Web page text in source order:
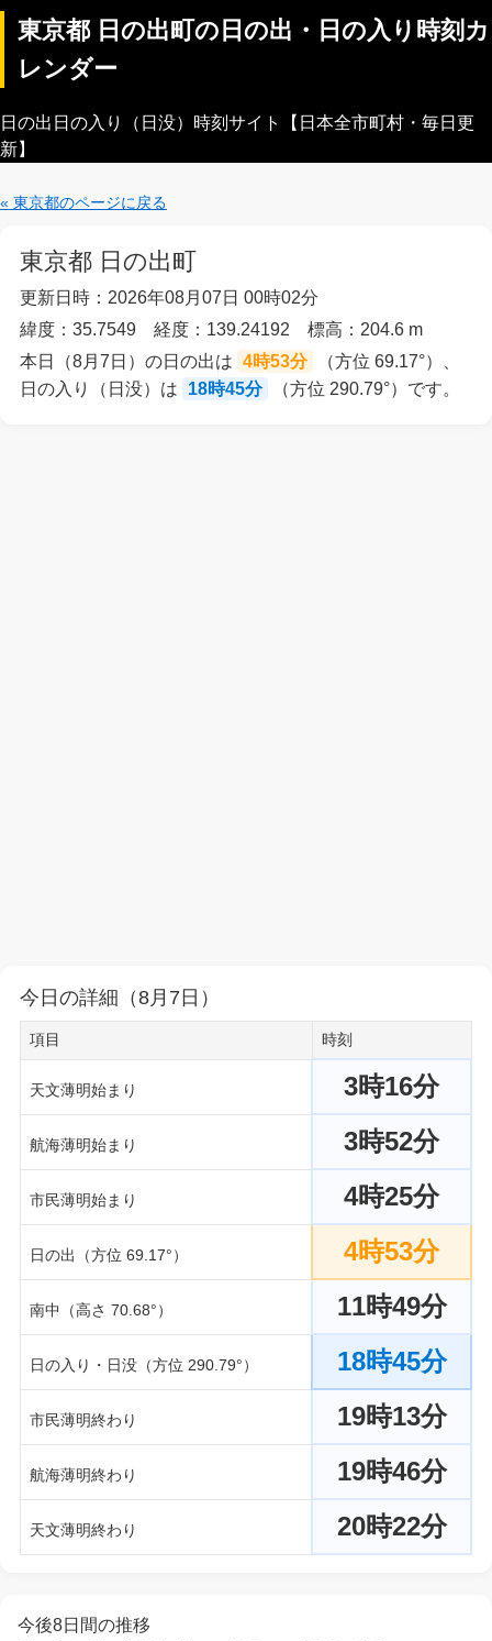
東京都 日の出町の日の出・日の入り時刻カ
レンダー
日の出日の入り（日没）時刻サイト【日本全市町村・毎日更
新】
« 東京都のページに戻る
東京都 日の出町
更新日時：2026年08月07日 00時02分
緯度：35.7549 経度：139.24192 標高：204.6 m
本日（8月7日）の日の出は 4時53分
（方位 69.17°）、
日の入り（日没）は
18時45分 （方位 290.79°）です。
今日の詳細（8月7日）
項目 時刻
天文薄明始まり 3時16分
航海薄明始まり 3時52分
市民薄明始まり 4時25分
日の出（方位 69.17°） 4時53分
南中（高さ 70.68°） 11時49分
日の入り・日没（方位 290.79°） 18時45分
市民薄明終わり 19時13分
航海薄明終わり 19時46分
天文薄明終わり 20時22分
今後8日間の推移